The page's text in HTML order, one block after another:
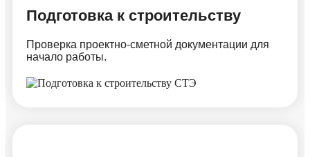
Подготовка к строительству
Проверка проектно-сметной документации для
начало работы.